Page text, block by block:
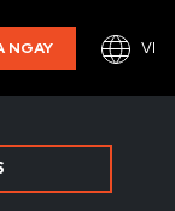
NGAY VI